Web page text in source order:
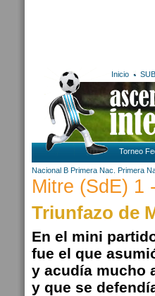
Inicio
Torneo
Nacional B Primera Nac. Primera
Mitre (SdE) 1
Triunfazo de
En el mini
fue el que
y acudía mucho
y que se